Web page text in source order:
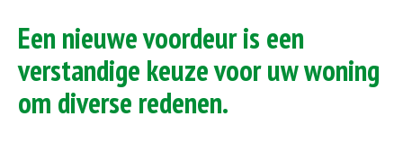
Een nieuwe voordeur is een
verstandige keuze voor uw woning
om diverse redenen.